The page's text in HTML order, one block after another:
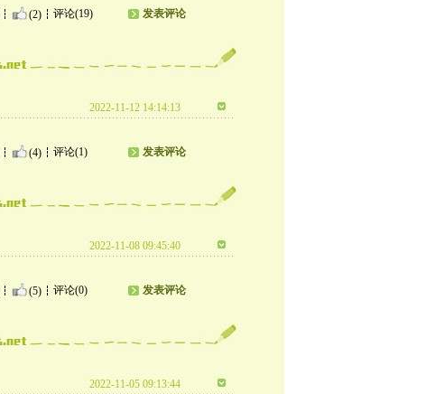
(2) 评论(19) 发表评论
2022-11-12 14:14:13
(4) 评论(1) 发表评论
2022-11-08 09:45:40
(5) 评论(0) 发表评论
2022-11-05 09:13:44